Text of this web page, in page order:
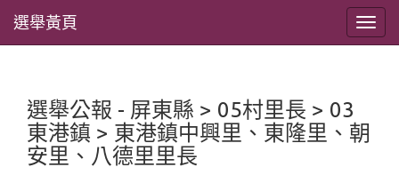
選舉黃頁
選舉公報 - 屏東縣 > 05村里長 > 03
東港鎮 > 東港鎮中興里、東隆里、朝
安里、八德里里長